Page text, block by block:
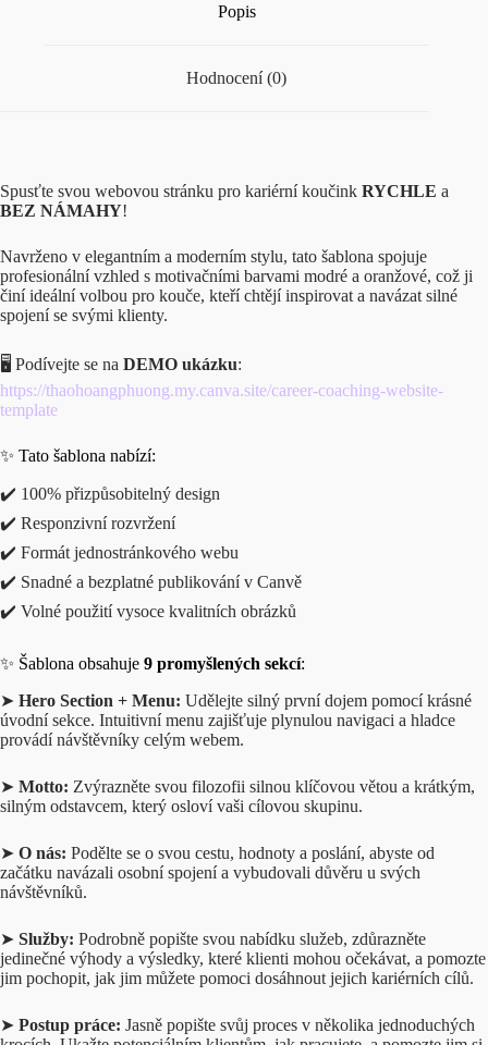
Popis
Hodnocení (0)
Spusťte svou webovou stránku pro kariérní koučink RYCHLE a
BEZ NÁMAHY!
Navrženo v elegantním a moderním stylu, tato šablona spojuje
profesionální vzhled s motivačními barvami modré a oranžové, což ji
činí ideální volbou pro kouče, kteří chtějí inspirovat a navázat silné
spojení se svými klienty.
🖥️ Podívejte se na DEMO ukázku:
https://thaohoangphuong.my.canva.site/career-coaching-website-
template
✨ Tato šablona nabízí:
✔️ 100% přizpůsobitelný design
✔️ Responzivní rozvržení
✔️ Formát jednostránkového webu
✔️ Snadné a bezplatné publikování v Canvě
✔️ Volné použití vysoce kvalitních obrázků
✨ Šablona obsahuje 9 promyšlených sekcí:
➤ Hero Section + Menu: Udělejte silný první dojem pomocí krásné
úvodní sekce. Intuitivní menu zajišťuje plynulou navigaci a hladce
provádí návštěvníky celým webem.
➤ Motto: Zvýrazněte svou filozofii silnou klíčovou větou a krátkým,
silným odstavcem, který osloví vaši cílovou skupinu.
➤ O nás: Podělte se o svou cestu, hodnoty a poslání, abyste od
začátku navázali osobní spojení a vybudovali důvěru u svých
návštěvníků.
➤ Služby: Podrobně popište svou nabídku služeb, zdůrazněte
jedinečné výhody a výsledky, které klienti mohou očekávat, a pomozte
jim pochopit, jak jim můžete pomoci dosáhnout jejich kariérních cílů.
➤ Postup práce: Jasně popište svůj proces v několika jednoduchých